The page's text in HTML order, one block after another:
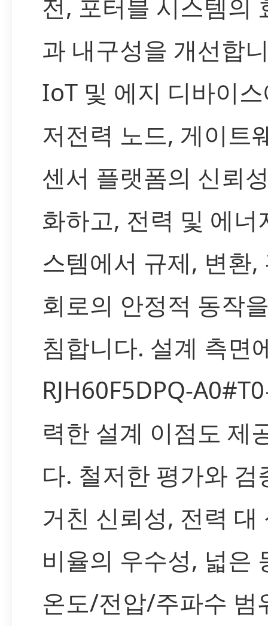
전, 포터블 시스템의
과 내구성을 개선합
IoT 및 에지 디바이
저전력 노드, 게이트
센서 플랫폼의 신뢰
화하고, 전력 및 에너
스템에서 규제, 변환,
회로의 안정적 동작
침합니다. 설계 측면
RJH60F5DPQ-
력한 설계 이점도 제
다. 철저한 평가와 검
거친 신뢰성, 전력 대
비율의 우수성, 넓은
온도/전압/주파수 범